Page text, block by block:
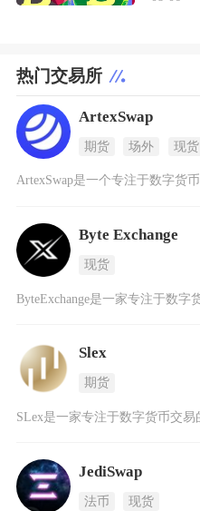
热门交易所
ArtexSwap
期货 场外 现货
Byte Exchange
现货
Slex
期货
JediSwap
法币 现货